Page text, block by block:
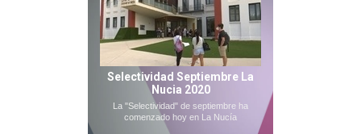
Selectividad Septiembre La
Nucia 2020
La "Selectividad" de septiembre ha
comenzado hoy en La Nucía